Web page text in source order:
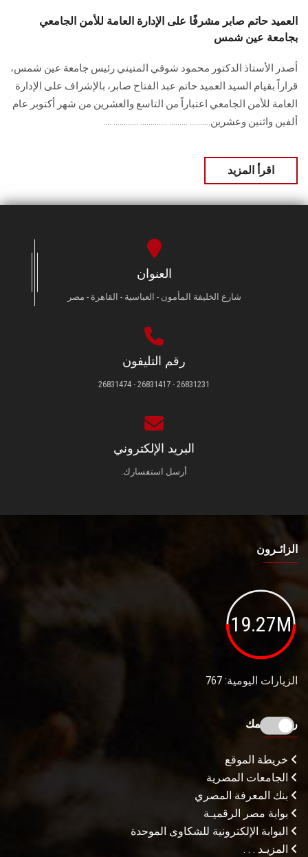
العميد حاتم صابر مشرفًا على الإدارة العامة للأمن الجامعي
بجامعة عين شمس
أصدر الأستاذ الدكتور محمود شوقي المتيني رئيس جامعة عين شمس،
قراراً بقيام السيد العميد حاتم عبد الفتاح صابر، بالإشراف على الإدارة
العامة للأمن الجامعي اعتباراً من التاسع والعشرين من شهر أكتوبر عام
ألفين واثنين وعشرين.......... ......... ............. ............ ....
اقرأ المزيد
العنوان
شارع الخليفة المأمون - العباسية - القاهرة - مصر
رقم التليفون
26831231 - 26831417 - 26831474
البريد الإلكتروني
أرسل استفسارك.
الزائـرون
19.27M
الزيارات اليومية: 767
روابط تهمك
خريطة الموقع
الجامعات المصرية
بنك المعرفة المصري
بوابة مصر الرقميـة
البوابة الإلكترونية للشكاوى الموحدة
المزيـد . . .